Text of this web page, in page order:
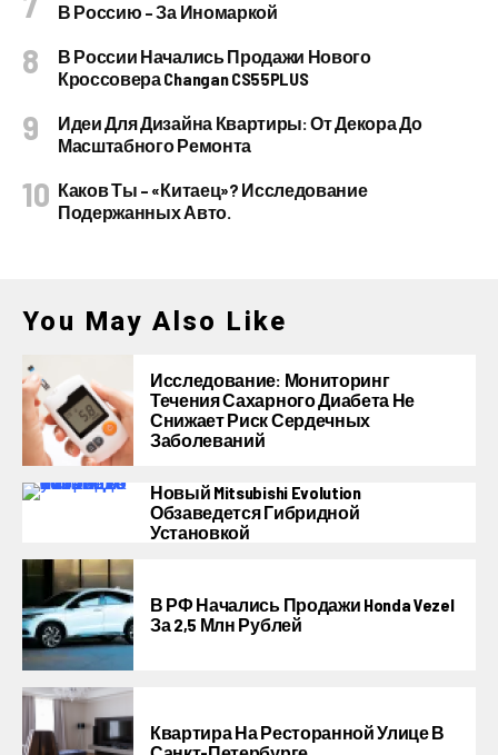
В Россию – За Иномаркой
В России Начались Продажи Нового
Кроссовера Changan CS55PLUS
Идеи Для Дизайна Квартиры: От Декора До
Масштабного Ремонта
Каков Ты – «китаец»? Исследование
Подержанных Авто.
You May Also Like
Исследование: Мониторинг
Течения Сахарного Диабета Не
Снижает Риск Сердечных
Заболеваний
Новый Mitsubishi Evolution
Обзаведется Гибридной
Установкой
В РФ Начались Продажи Honda Vezel
За 2,5 Млн Рублей
Квартира На Ресторанной Улице В